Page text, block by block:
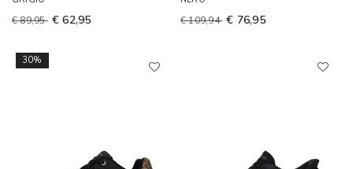
€ 89,95 € 62,95 € 109,94 € 76,95
30%